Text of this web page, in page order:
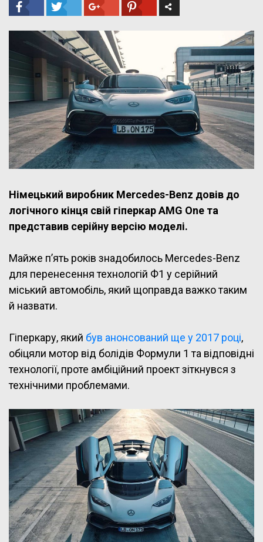
Німецький виробник Mercedes-Benz довів до
логічного кінця свій гіперкар AMG One та
представив серійну версію моделі.
Майже п’ять років знадобилось Mercedes-Benz
для перенесення технологій Ф1 у серійний
міський автомобіль, який щоправда важко таким
й назвати.
Гіперкару, який був анонсований ще у 2017 році,
обіцяли мотор від болідів Формули 1 та відповідні
технології, проте амбіційний проект зіткнувся з
технічними проблемами.